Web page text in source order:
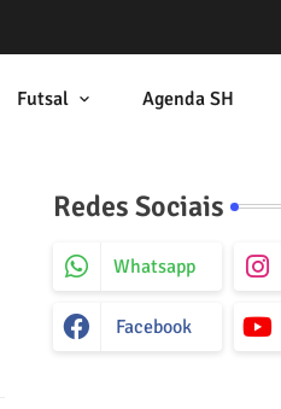
Futsal Agenda SH
Redes Sociais
Whatsapp
Facebook